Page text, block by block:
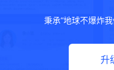
秉承“地球不爆炸
升